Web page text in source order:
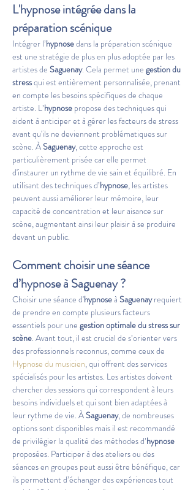
L'hypnose intégrée dans la
préparation scénique
Intégrer l’hypnose dans la préparation scénique
est une stratégie de plus en plus adoptée par les
artistes de Saguenay. Cela permet une gestion du
stress qui est entièrement personnalisée, prenant
en compte les besoins spécifiques de chaque
artiste. L’hypnose propose des techniques qui
aident à anticiper et à gérer les facteurs de stress
avant qu'ils ne deviennent problématiques sur
scène. À Saguenay, cette approche est
particulièrement prisée car elle permet
d'instaurer un rythme de vie sain et équilibré. En
utilisant des techniques d’hypnose, les artistes
peuvent aussi améliorer leur mémoire, leur
capacité de concentration et leur aisance sur
scène, augmentant ainsi leur plaisir à se produire
devant un public.
Comment choisir une séance
d’hypnose à Saguenay ?
Choisir une séance d'hypnose à Saguenay requiert
de prendre en compte plusieurs facteurs
essentiels pour une gestion optimale du stress sur
scène. Avant tout, il est crucial de s’orienter vers
des professionnels reconnus, comme ceux de
Hypnose du musicien, qui offrent des services
spécialisés pour les artistes. Les artistes doivent
chercher des sessions qui correspondent à leurs
besoins individuels et qui sont bien adaptées à
leur rythme de vie. À Saguenay, de nombreuses
options sont disponibles mais il est recommandé
de privilégier la qualité des méthodes d’hypnose
proposées. Participer à des ateliers ou des
séances en groupes peut aussi être bénéfique, car
ils permettent d’échanger des expériences tout